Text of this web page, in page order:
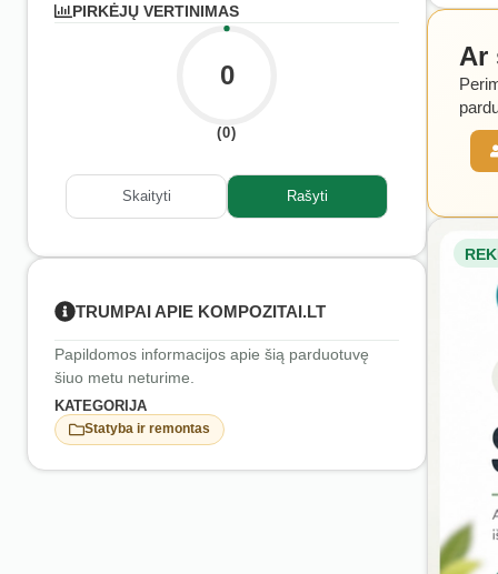
PIRKĖJŲ VERTINIMAS
0
(0)
Skaityti Rašyti
TRUMPAI APIE KOMPOZITAI.LT
Papildomos informacijos apie šią parduotuvę
šiuo metu neturime.
KATEGORIJA
Statyba ir remontas
Ar